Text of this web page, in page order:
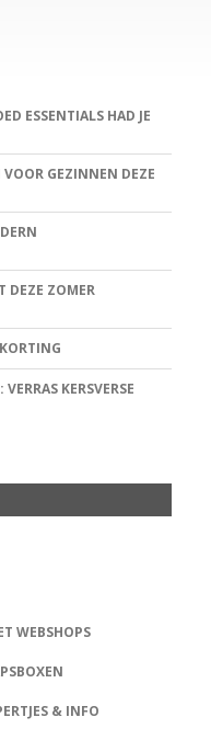
ESSENTIALS HAD JE
GEZINNEN DEZE
DEZE ZOMER
KERSVERSE
WEBSHOPS
& INFO